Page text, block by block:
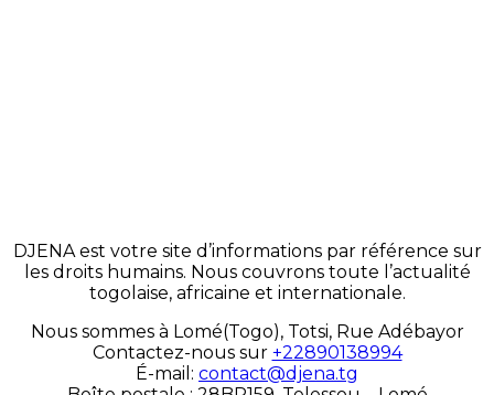
DJENA est votre site d’informations par référence sur
les droits humains. Nous couvrons toute l’actualité
togolaise, africaine et internationale.
Nous sommes à Lomé(Togo), Totsi, Rue Adébayor
Contactez-nous sur +22890138994
É-mail: contact@djena.tg